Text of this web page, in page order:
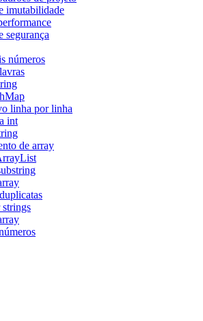
imutabilidade
segurança
números
linha por linha
int
de array
strings